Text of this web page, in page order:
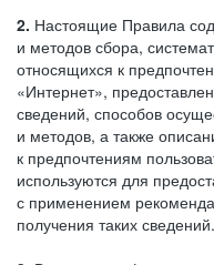
2. Настоящие Правила
и методов сбора,
относящихся к
«Интернет»,
сведений, способов
и методов, а также
к предпочтениям
используются для
с применением
получения таких сведений.